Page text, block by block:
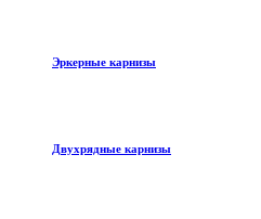
Эркерные карнизы
Двухрядные карнизы